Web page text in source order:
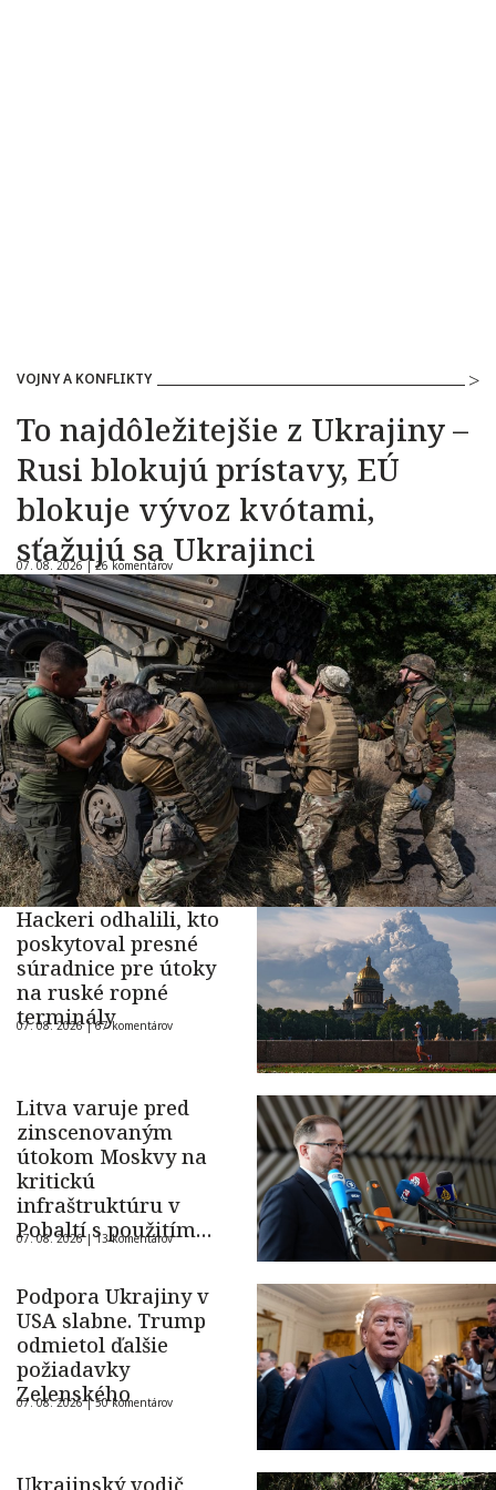
VOJNY A KONFLIKTY
To najdôležitejšie z Ukrajiny –
Rusi blokujú prístavy, EÚ
blokuje vývoz kvótami,
sťažujú sa Ukrajinci
07. 08. 2026 |26 komentárov
Hackeri odhalili, kto
poskytoval presné
súradnice pre útoky
na ruské ropné
terminály
07. 08. 2026 |67 komentárov
Litva varuje pred
zinscenovaným
útokom Moskvy na
kritickú
infraštruktúru v
Pobaltí s použitím
ukrajinského dronu
07. 08. 2026 |13 komentárov
Podpora Ukrajiny v
USA slabne. Trump
odmietol ďalšie
požiadavky
Zelenského
07. 08. 2026 |50 komentárov
Ukrajinský vodič